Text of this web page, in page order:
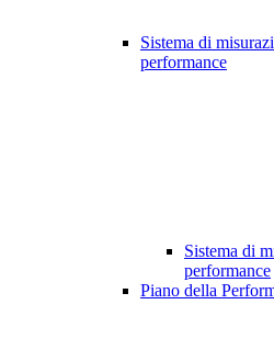
Sistema di
performance
Sistema di
performance
Piano della